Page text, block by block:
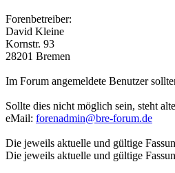
Forenbetreiber:
David Kleine
Kornstr. 93
28201 Bremen
Im Forum angemeldete Benutzer
Sollte dies nicht möglich sein, steht
eMail: forenadmin@bre-forum.de
Die jeweils aktuelle und gültige
Die jeweils aktuelle und gültige